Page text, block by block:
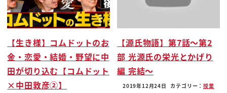
これは引っ越してきてここ住んでた
甲賀でしょうほらここに書いてあるん
この中は幕末から明治にかけて驀進として活躍した
勝海舟が安政6年から明治元年まで
済んだ9席であるね
修正赤坂の地を愛し3カ所に住んだが当初居住中の
【生き様】コムドットのお
金・恋愛・結婚・野望に中
田が切り込む【コムドット
×中田敦彦②】
【源氏物語】第7話〜第2
部 光源氏の栄光とかげり
編 完結〜
2019年12月24日 カテゴリー：授業